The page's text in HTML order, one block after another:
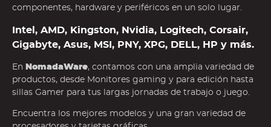
componentes, hardware y periféricos en un solo lugar.
Intel, AMD, Kingston, Nvidia, Logitech, Corsair,
Gigabyte, Asus, MSI, PNY, XPG, DELL, HP y más.
En NomadaWare, contamos con una amplia variedad de
productos, desde Monitores gaming y para edición hasta
sillas Gamer para tus largas jornadas de trabajo o juego.
Encuentra los mejores modelos y una gran variedad de